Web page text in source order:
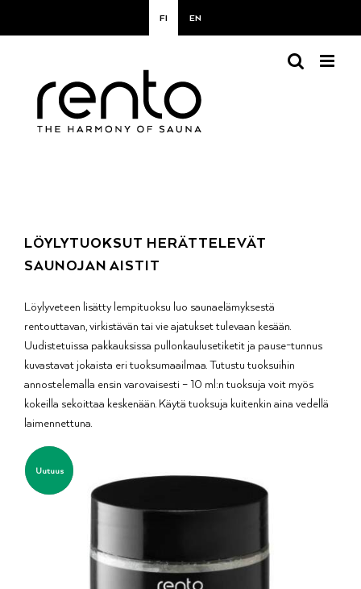
FI EN
LÖYLYTUOKSUT HERÄTTELEVÄT
SAUNOJAN AISTIT
Löylyveteen lisätty lempituoksu luo saunaelämyksestä
rentouttavan, virkistävän tai vie ajatukset tulevaan kesään.
Uudistetuissa pakkauksissa pullonkaulusetiketit ja pause-tunnus
kuvastavat jokaista eri tuoksumaailmaa. Tutustu tuoksuihin
annostelemalla ensin varovaisesti – 10 ml:n tuoksuja voit myös
kokeilla sekoittaa keskenään. Käytä tuoksuja kuitenkin aina vedellä
laimennettuna.
Uutuus